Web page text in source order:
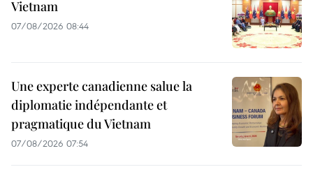
Vietnam
07/08/2026 08:44
Une experte canadienne salue la
diplomatie indépendante et
pragmatique du Vietnam
07/08/2026 07:54